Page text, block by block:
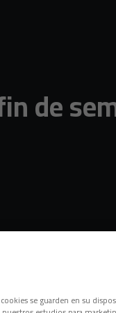
de
se guarden en su